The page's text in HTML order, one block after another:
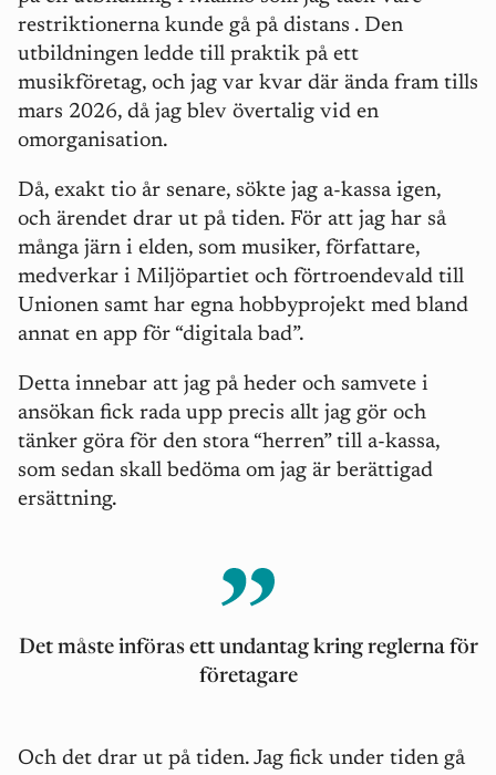
restriktionerna kunde gå på distans . Den
utbildningen ledde till praktik på ett
musikföretag, och jag var kvar där ända fram tills
mars 2026, då jag blev övertalig vid en
omorganisation.
Då, exakt tio år senare, sökte jag a-kassa igen,
och ärendet drar ut på tiden. För att jag har så
många järn i elden, som musiker, författare,
medverkar i Miljöpartiet och förtroendevald till
Unionen samt har egna hobbyprojekt med bland
annat en app för “digitala bad”.
Detta innebar att jag på heder och samvete i
ansökan fick rada upp precis allt jag gör och
tänker göra för den stora “herren” till a-kassa,
som sedan skall bedöma om jag är berättigad
ersättning.
Det måste införas ett undantag kring reglerna för
företagare
Och det drar ut på tiden. Jag fick under tiden gå